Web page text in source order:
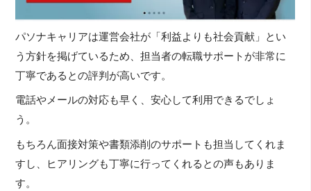
パソナキャリアは運営会社が「利益よりも社会貢献」とい
う方針を掲げているため、担当者の転職サポートが非常に
丁寧であるとの評判が高いです。
電話やメールの対応も早く、安心して利用できるでしょ
う。
もちろん面接対策や書類添削のサポートも担当してくれま
すし、ヒアリングも丁寧に行ってくれるとの声もありま
す。